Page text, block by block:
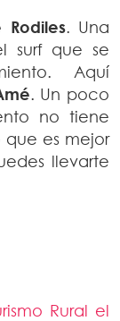
Rodiles. Una
surf que se
Aquí
. Un poco
no tiene
que es mejor
llevarte
Rural el